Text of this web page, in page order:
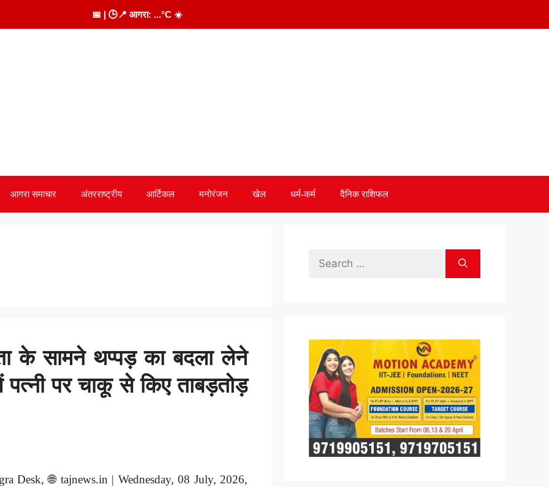
📅 | 🕒📍 आगरा: ...°C ☀️
आगरा समाचार अंतरराष्ट्रीय आर्टिकल मनोरंजन खेल धर्म-कर्म दैनिक राशिफल
के सामने थप्पड़ का बदला लेने
पत्नी पर चाकू से किए ताबड़तोड़
Desk, 🌐 tajnews.in | Wednesday, 08 July, 2026,
Search